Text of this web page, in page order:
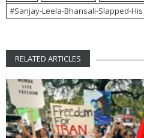
Sanjay-Leela-Bhansali-Slapped-His
RELATED ARTICLES